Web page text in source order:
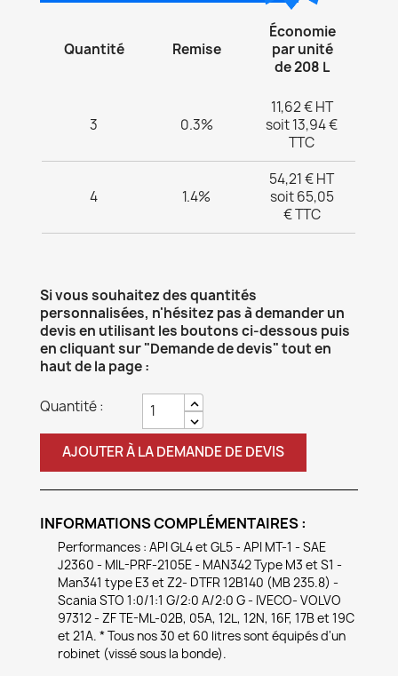
Quantité Remise
Économie
par unité
de 208 L
3 0.3%
11,62 € HT
soit 13,94 €
TTC
4 1.4%
54,21 € HT
soit 65,05
€ TTC
Si vous souhaitez des quantités
personnalisées, n'hésitez pas à demander un
devis en utilisant les boutons ci-dessous puis
en cliquant sur "Demande de devis" tout en
haut de la page :
Quantité :
AJOUTER À LA DEMANDE DE DEVIS
INFORMATIONS COMPLÉMENTAIRES :
Performances : API GL4 et GL5 - API MT-1 - SAE
J2360 - MIL-PRF-2105E - MAN342 Type M3 et S1 -
Man341 type E3 et Z2- DTFR 12B140 (MB 235.8) -
Scania STO 1:0/1:1 G/2:0 A/2:0 G - IVECO- VOLVO
97312 - ZF TE-ML-02B, 05A, 12L, 12N, 16F, 17B et 19C
et 21A. * Tous nos 30 et 60 litres sont équipés d'un
robinet (vissé sous la bonde).